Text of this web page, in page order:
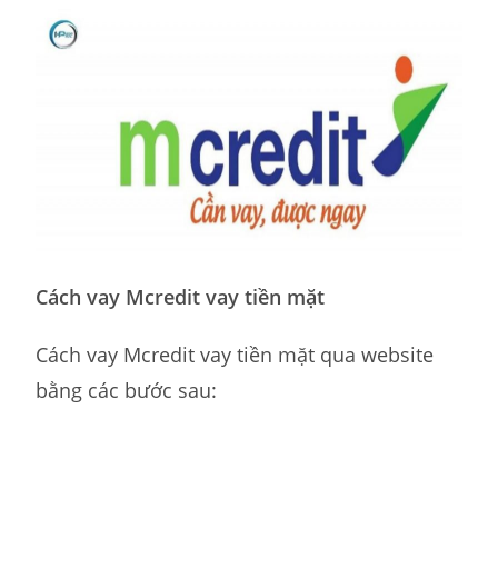
Cách vay Mcredit vay tiền mặt
Cách vay Mcredit vay tiền mặt qua website
bằng các bước sau: